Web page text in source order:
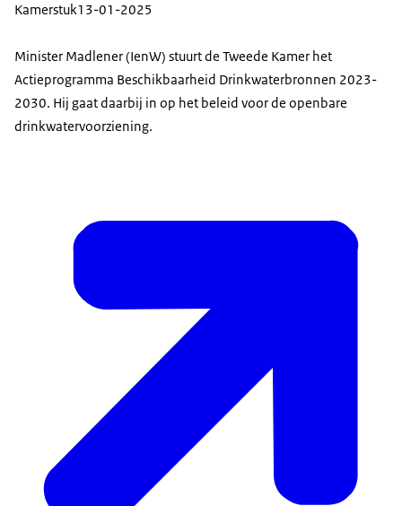
Kamerstuk13-01-2025
Minister Madlener (IenW) stuurt de Tweede Kamer het
Actieprogramma Beschikbaarheid Drinkwaterbronnen 2023-
2030. Hij gaat daarbij in op het beleid voor de openbare
drinkwatervoorziening.